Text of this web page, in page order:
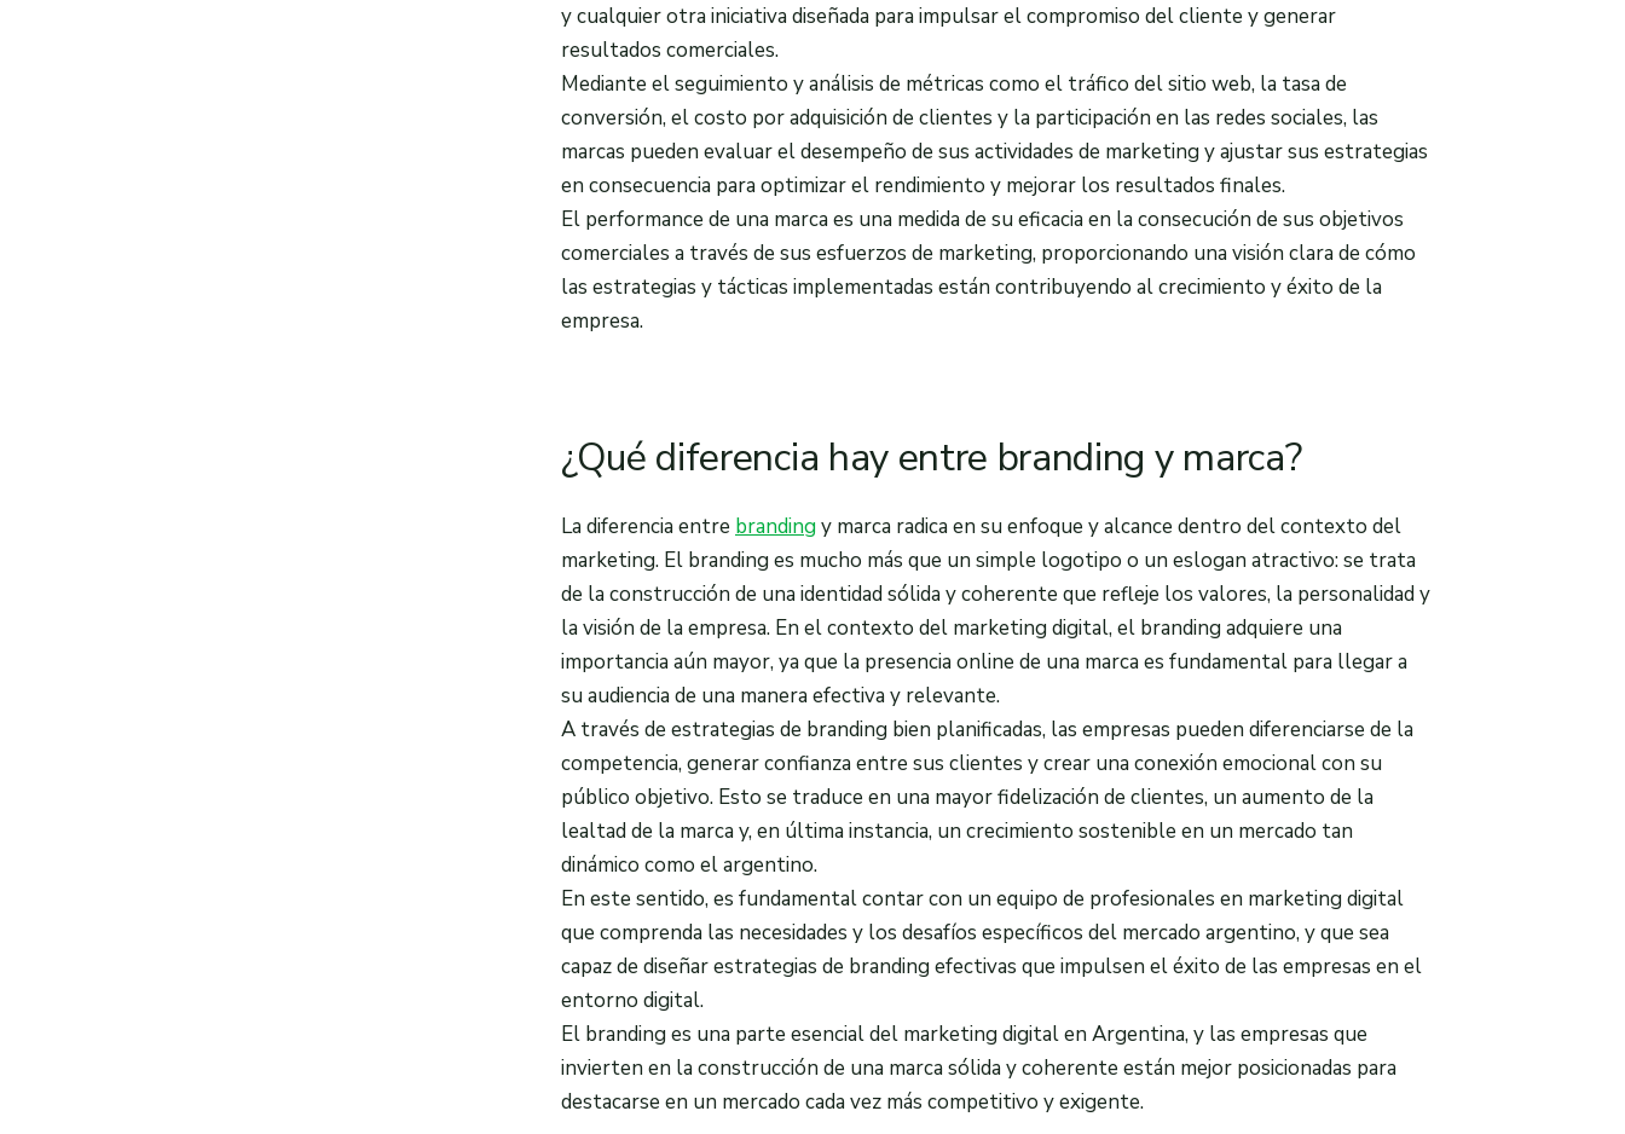
y cualquier otra iniciativa diseñada para impulsar el compromiso del cliente y generar
resultados comerciales.
Mediante el seguimiento y análisis de métricas como el tráfico del sitio web, la tasa de
conversión, el costo por adquisición de clientes y la participación en las redes sociales, las
marcas pueden evaluar el desempeño de sus actividades de marketing y ajustar sus estrategias
en consecuencia para optimizar el rendimiento y mejorar los resultados finales.
El performance de una marca es una medida de su eficacia en la consecución de sus objetivos
comerciales a través de sus esfuerzos de marketing, proporcionando una visión clara de cómo
las estrategias y tácticas implementadas están contribuyendo al crecimiento y éxito de la
empresa.
¿Qué diferencia hay entre branding y marca?
La diferencia entre brandingy marca radica en su enfoque y alcance dentro del contexto del
marketing. El branding es mucho más que un simple logotipo o un eslogan atractivo: se trata
de la construcción de una identidad sólida y coherente que refleje los valores, la personalidad y
la visión de la empresa. En el contexto del marketing digital, el branding adquiere una
importancia aún mayor, ya que la presencia online de una marca es fundamental para llegar a
su audiencia de una manera efectiva y relevante.
A través de estrategias de branding bien planificadas, las empresas pueden diferenciarse de la
competencia, generar confianza entre sus clientes y crear una conexión emocional con su
público objetivo. Esto se traduce en una mayor fidelización de clientes, un aumento de la
lealtad de la marca y, en última instancia, un crecimiento sostenible en un mercado tan
dinámico como el argentino.
En este sentido, es fundamental contar con un equipo de profesionales en marketing digital
que comprenda las necesidades y los desafíos específicos del mercado argentino, y que sea
capaz de diseñar estrategias de branding efectivas que impulsen el éxito de las empresas en el
entorno digital.
El branding es una parte esencial del marketing digital en Argentina, y las empresas que
invierten en la construcción de una marca sólida y coherente están mejor posicionadas para
destacarse en un mercado cada vez más competitivo y exigente.